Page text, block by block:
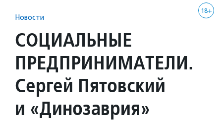
18+
Новости
СОЦИАЛЬНЫЕ
ПРЕДПРИНИМАТЕЛИ.
Сергей Пятовский
и «Динозаврия»